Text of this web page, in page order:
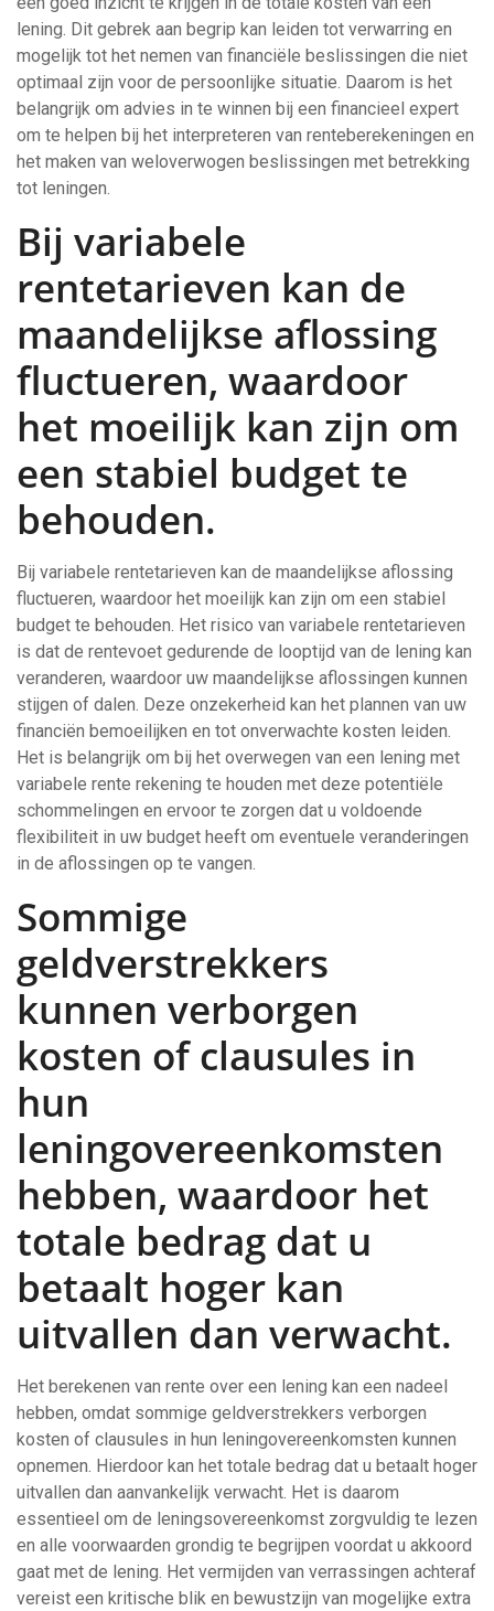
lening. Dit gebrek aan begrip kan leiden tot verwarring en
mogelijk tot het nemen van financiële beslissingen die niet
optimaal zijn voor de persoonlijke situatie. Daarom is het
belangrijk om advies in te winnen bij een financieel expert
om te helpen bij het interpreteren van renteberekeningen en
het maken van weloverwogen beslissingen met betrekking
tot leningen.
Bij variabele
rentetarieven kan de
maandelijkse aflossing
fluctueren, waardoor
het moeilijk kan zijn om
een stabiel budget te
behouden.
Bij variabele rentetarieven kan de maandelijkse aflossing
fluctueren, waardoor het moeilijk kan zijn om een stabiel
budget te behouden. Het risico van variabele rentetarieven
is dat de rentevoet gedurende de looptijd van de lening kan
veranderen, waardoor uw maandelijkse aflossingen kunnen
stijgen of dalen. Deze onzekerheid kan het plannen van uw
financiën bemoeilijken en tot onverwachte kosten leiden.
Het is belangrijk om bij het overwegen van een lening met
variabele rente rekening te houden met deze potentiële
schommelingen en ervoor te zorgen dat u voldoende
flexibiliteit in uw budget heeft om eventuele veranderingen
in de aflossingen op te vangen.
Sommige
geldverstrekkers
kunnen verborgen
kosten of clausules in
hun
leningovereenkomsten
hebben, waardoor het
totale bedrag dat u
betaalt hoger kan
uitvallen dan verwacht.
Het berekenen van rente over een lening kan een nadeel
hebben, omdat sommige geldverstrekkers verborgen
kosten of clausules in hun leningovereenkomsten kunnen
opnemen. Hierdoor kan het totale bedrag dat u betaalt hoger
uitvallen dan aanvankelijk verwacht. Het is daarom
essentieel om de leningsovereenkomst zorgvuldig te lezen
en alle voorwaarden grondig te begrijpen voordat u akkoord
gaat met de lening. Het vermijden van verrassingen achteraf
vereist een kritische blik en bewustzijn van mogelijke extra